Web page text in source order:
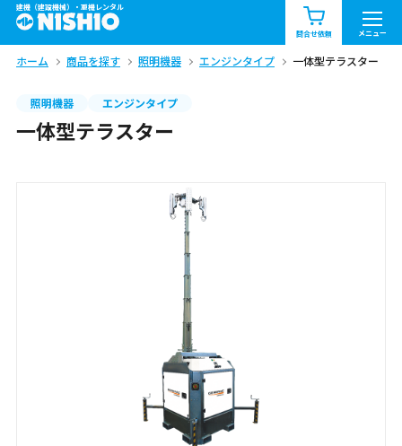
建機（建設機械）・重機レンタル
問合せ依頼 メニュー
商品一覧 お知らせ一覧
問合せ依頼リスト お問合せ
エリア情報を見る
関西
九州・沖縄（外部）
ホーム 商品を探す 照明機器 エンジンタイプ 一体型テラスター
照明機器 エンジンタイプ
一体型テラスター